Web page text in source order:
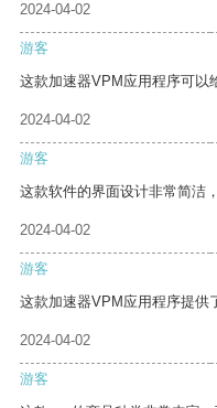
2024-04-02
游客
这款加速器VPM应用程序可以
2024-04-02
游客
这款软件的界面设计非常简洁
2024-04-02
游客
这款加速器VPM应用程序提供
2024-04-02
游客